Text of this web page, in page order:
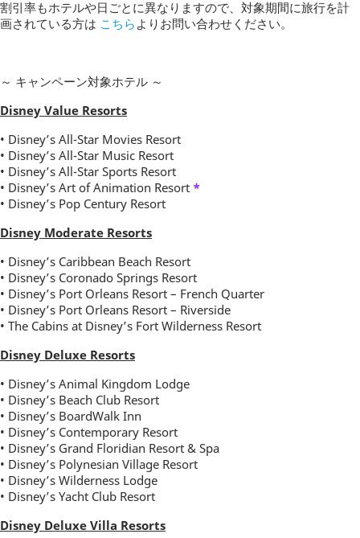
割引率もホテルや日ごとに異なりますので、対象期間に旅行を計
画されている方は こちら よりお問い合わせください。
～ キャンペーン対象ホテル ～
Disney Value Resorts
• Disney’s All-Star Movies Resort
• Disney’s All-Star Music Resort
• Disney’s All-Star Sports Resort
• Disney’s Art of Animation Resort *
• Disney’s Pop Century Resort
Disney Moderate Resorts
• Disney’s Caribbean Beach Resort
• Disney’s Coronado Springs Resort
• Disney’s Port Orleans Resort – French Quarter
• Disney’s Port Orleans Resort – Riverside
• The Cabins at Disney’s Fort Wilderness Resort
Disney Deluxe Resorts
• Disney’s Animal Kingdom Lodge
• Disney’s Beach Club Resort
• Disney’s BoardWalk Inn
• Disney’s Contemporary Resort
• Disney’s Grand Floridian Resort & Spa
• Disney’s Polynesian Village Resort
• Disney’s Wilderness Lodge
• Disney’s Yacht Club Resort
Disney Deluxe Villa Resorts